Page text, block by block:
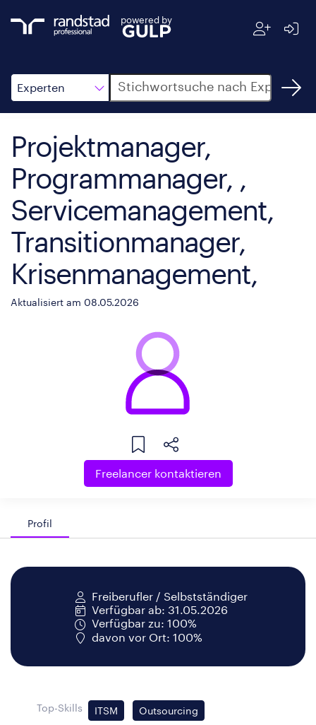
powered by
Experten
Suche
Projektmanager,
Programmanager, ,
Servicemanagement,
Transitionmanager,
Krisenmanagement,
Aktualisiert am 08.05.2026
Freelancer kontaktieren
Profil
Freiberufler / Selbstständiger
Verfügbar ab: 31.05.2026
Verfügbar zu: 100%
davon vor Ort: 100%
Top-Skills ITSM Outsourcing